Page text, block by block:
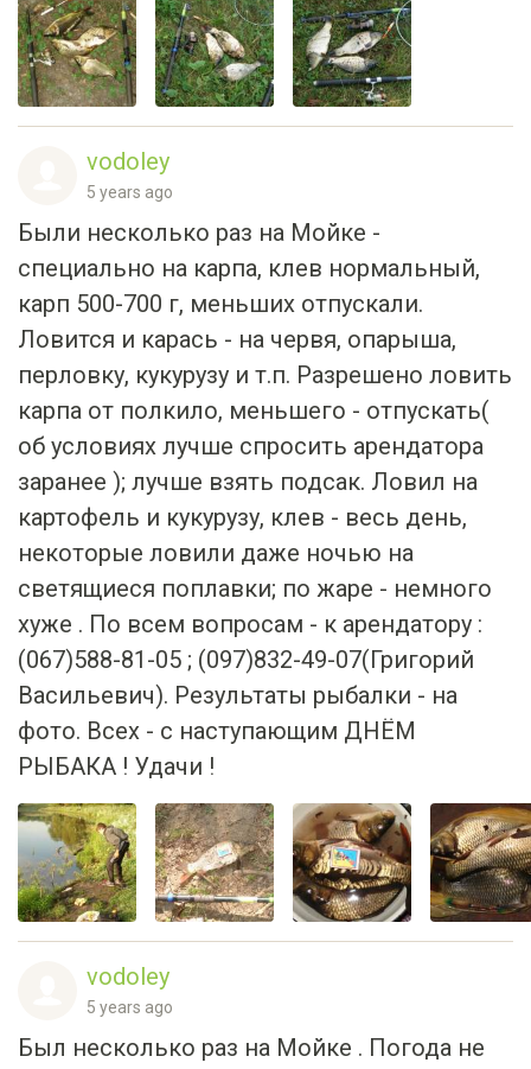
vodoley
5 years ago
Были несколько раз на Мойке -
специально на карпа, клев нормальный,
карп 500-700 г, меньших отпускали.
Ловится и карась - на червя, опарыша,
перловку, кукурузу и т.п. Разрешено ловить
карпа от полкило, меньшего - отпускать(
об условиях лучше спросить арендатора
заранее ); лучше взять подсак. Ловил на
картофель и кукурузу, клев - весь день,
некоторые ловили даже ночью на
светящиеся поплавки; по жаре - немного
хуже . По всем вопросам - к арендатору :
(067)588-81-05 ; (097)832-49-07(Григорий
Васильевич). Результаты рыбалки - на
фото. Всех - с наступающим ДНЁМ
РЫБАКА ! Удачи !
vodoley
5 years ago
Был несколько раз на Мойке . Погода не